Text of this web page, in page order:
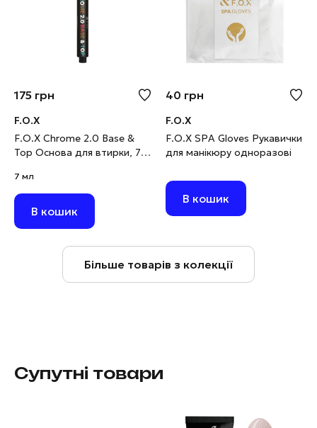
175 грн
F.O.X
F.O.X Chrome 2.0 Base &
Top Основа для втирки, 7
7 мл
В кошик
40 грн
F.O.X
F.O.X SPA Gloves Рукавички
для манікюру одноразові
В кошик
Більше товарів з колекції
Супутні товари